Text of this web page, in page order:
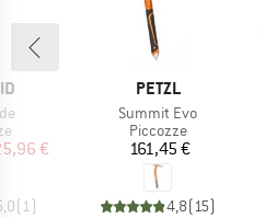
prodotti
ridotto
€
( 1)
MARCHIO
PETZL
Articolo
Summit Evo
Gruppo di prodotti
Piccozze
Prezzo
161,45 €
4,8( 15)